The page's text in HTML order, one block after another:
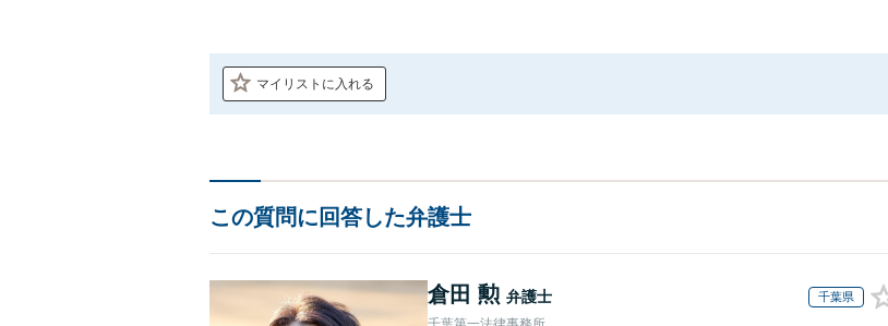
マイリストに入れる
この質問に回答した弁護士
倉田 勲 弁護士 千葉県